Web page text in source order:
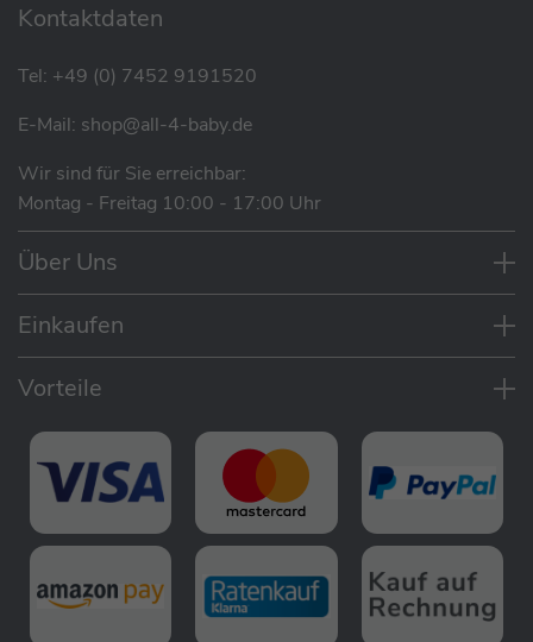
Kontaktdaten
Tel: +49 (0) 7452 9191520
E-Mail: shop@all-4-baby.de
Wir sind für Sie erreichbar:
Montag - Freitag 10:00 - 17:00 Uhr
Über Uns
Einkaufen
Vorteile